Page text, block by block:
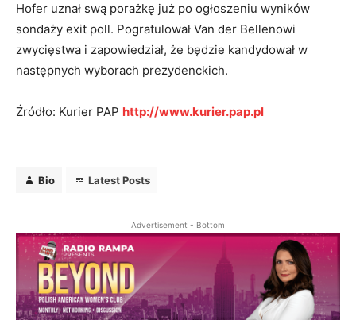
Hofer uznał swą porażkę już po ogłoszeniu wyników
sondaży exit poll. Pogratulował Van der Bellenowi
zwycięstwa i zapowiedział, że będzie kandydował w
następnych wyborach prezydenckich.
Źródło: Kurier PAP http://www.kurier.pap.pl
Bio Latest Posts
Advertisement - Bottom